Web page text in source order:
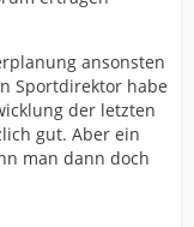
ansonsten
Sportdirektor habe
der letzten
gut. Aber ein
man dann doch